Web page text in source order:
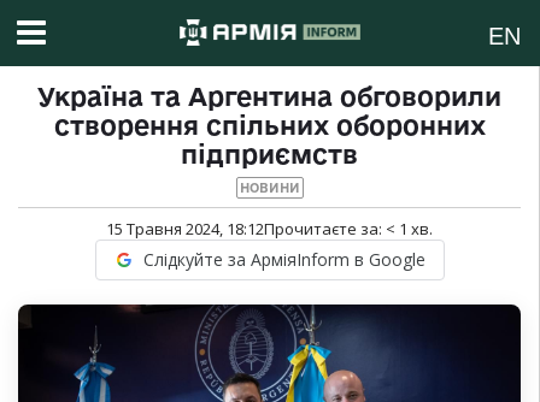
EN
Україна та Аргентина обговорили
створення спільних оборонних
підприємств
НОВИНИ
15 Травня 2024, 18:12Прочитаєте за: < 1 хв.
Слідкуйте за АрміяInform в Google